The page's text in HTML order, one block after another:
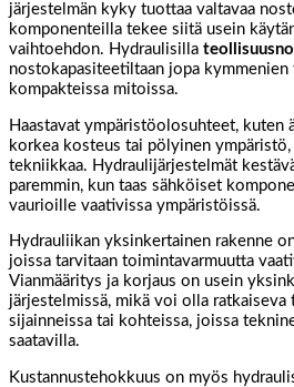
järjestelmän kyky tuottaa valtavaa
komponenteilla tekee siitä usein
vaihtoehdon. Hydraulisilla
nostokapasiteetiltaan jopa
kompakteissa mitoissa.
Haastavat ympäristöolosuhteet, kuten
korkea kosteus tai pölyinen
tekniikkaa. Hydraulijärjestelmät
paremmin, kun taas sähköiset
vaurioille vaativissa ympäristöissä.
Hydrauliikan yksinkertainen rakenne
joissa tarvitaan toimintavarmuutta
Vianmääritys ja korjaus on usein
järjestelmissä, mikä voi olla ratkaiseva
sijainneissa tai kohteissa, joissa
saatavilla.
Kustannustehokkuus on myös